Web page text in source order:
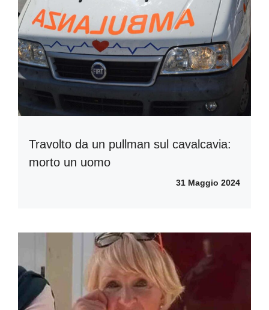
Travolto da un pullman sul cavalcavia:
morto un uomo
31 Maggio 2024